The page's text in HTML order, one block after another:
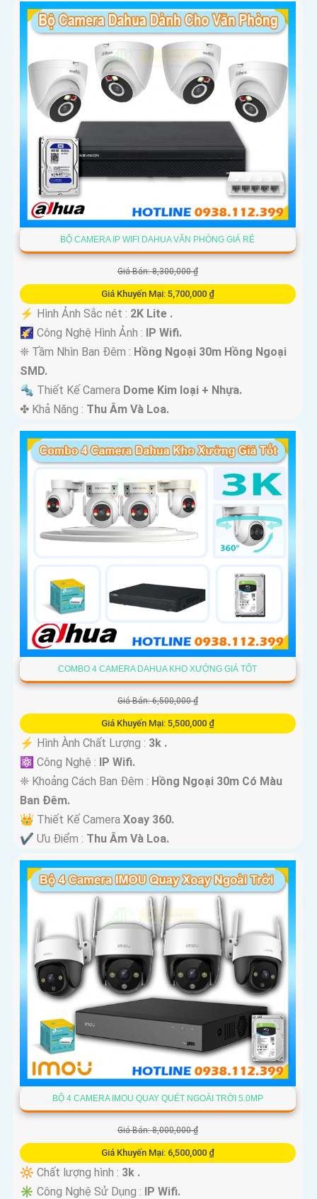
BỘ CAMERA IP WIFI DAHUA VĂN PHÒNG GIÁ RẺ
Giá Bán: 8,300,000 ₫
Giá Khuyến Mại: 5,700,000 ₫
️⚡ Hình Ảnh Sắc nét : 2K Lite .
🌠 Công Nghệ Hình Ảnh : IP Wifi.
❈ Tầm Nhìn Ban Đêm : Hồng Ngoại 30m Hồng Ngoại
SMD.
🔩 Thiết Kế Camera Dome Kim loại + Nhựa.
️✤ Khả Năng : Thu Âm Và Loa.
COMBO 4 CAMERA DAHUA KHO XƯỞNG GIÁ TỐT
Giá Bán: 6,500,000 ₫
Giá Khuyến Mại: 5,500,000 ₫
️⚡ Hình Ành Chất Lượng : 3k .
⚛️ Công Nghệ : IP Wifi.
❈ Khoảng Cách Ban Đêm : Hồng Ngoại 30m Có Màu
Ban Ðêm.
👑 Thiết Kế Camera Xoay 360.
️✔️ Ưu Điểm : Thu Âm Và Loa.
BỘ 4 CAMERA IMOU QUAY QUÉT NGOÀI TRỜI 5.0MP
Giá Bán: 8,000,000 ₫
Giá Khuyến Mại: 6,500,000 ₫
🔆 Chất lượng hình : 3k .
✳️ Công Nghệ Sử Dụng : IP Wifi.